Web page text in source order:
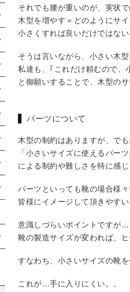
それでも腰が重いのが、実状で
木型を増やす＝どのようにサ
小さくすれば良いだけではな
そうは言いながら、小さい木
私達も、｢これだけ頼むので、
と御願いすることで、木型の
パーツについて
木型の制約はありますが、で
「小さいサイズに使えるパー
による制約や難しさを特に感じ
パーツといっても靴の場合様々
皆様にイメージして頂きやすい
意識しづらいポイントですが…
靴の製造サイズが変われば、
すなわち、小さいサイズの靴
これが…手に入りにくい。。